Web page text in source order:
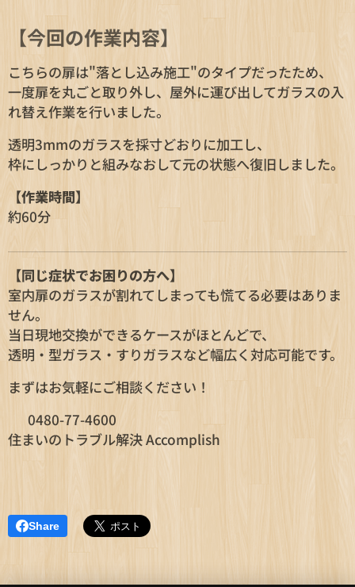
【今回の作業内容】
こちらの扉は"落とし込み施工"のタイプだったため、
一度扉を丸ごと取り外し、屋外に運び出してガラスの入
れ替え作業を行いました。
透明3mmのガラスを採寸どおりに加工し、
枠にしっかりと組みなおして元の状態へ復旧しました。
【作業時間】
約60分
【同じ症状でお困りの方へ】
室内扉のガラスが割れてしまっても慌てる必要はありま
せん。
当日現地交換ができるケースがほとんどで、
透明・型ガラス・すりガラスなど幅広く対応可能です。
まずはお気軽にご相談ください！
📞 0480-77-4600
住まいのトラブル解決 Accomplish
Share